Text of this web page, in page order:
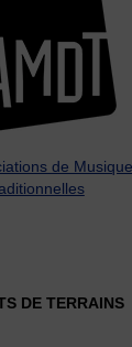
de
DE TERRAINS